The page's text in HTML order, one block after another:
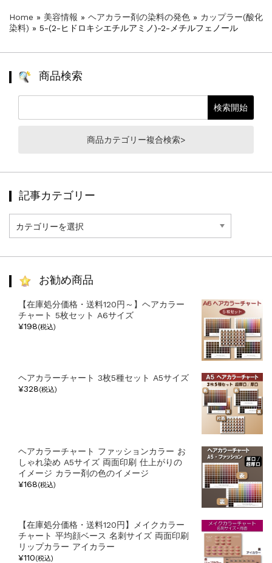
Home » 美容情報 » ヘアカラー剤の染料の発色 » カップラー(酸化
染料) » 5-(2-ヒドロキシエチルアミノ)-2-メチルフェノール
商品検索
商品カテゴリー複合検索>
記事カテゴリー
事
カ
リ
お勧め商品
【在庫処分価格・送料120円～】ヘアカラー
チャート 5枚セット A6サイズ
¥198(税込)
ヘアカラーチャート 3枚5種セット A5サイズ
¥328(税込)
ヘアカラーチャート ファッションカラー お
しゃれ染め A5サイズ 両面印刷 仕上がりの
イメージ カラー剤の色のイメージ
¥168(税込)
【在庫処分価格・送料120円】メイクカラー
チャート 平均顔ベース 名刺サイズ 両面印刷
リップカラー アイカラー
¥110(税込)